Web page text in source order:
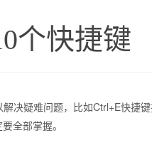
个快捷键
决疑难问题，比如Ctrl+E快捷
全部掌握。